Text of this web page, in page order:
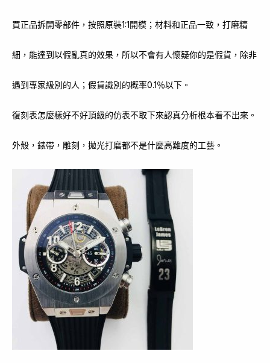
買正品拆開零部件，按照原裝1:1開模；材料和正品一致，打磨精
細，能達到以假亂真的效果，所以不會有人懷疑你的是假貨，除非
遇到專家級別的人；假貨識別的概率0.1％以下。
復刻表怎麼樣好不好頂級的仿表不取下來認真分析根本看不出來。
外殼，錶帶，雕刻，拋光打磨都不是什麼高難度的工藝。